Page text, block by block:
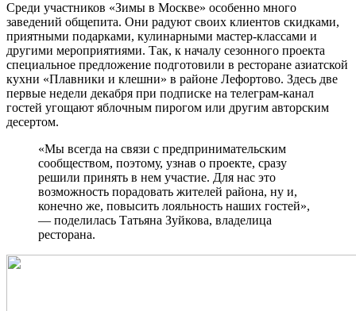
Среди участников «Зимы в Москве» особенно много
заведений общепита. Они радуют своих клиентов скидками,
приятными подарками, кулинарными мастер-классами и
другими мероприятиями. Так, к началу сезонного проекта
специальное предложение подготовили в ресторане азиатской
кухни «Плавники и клешни» в районе Лефортово. Здесь две
первые недели декабря при подписке на телеграм-канал
гостей угощают яблочным пирогом или другим авторским
десертом.
«Мы всегда на связи с предпринимательским
сообществом, поэтому, узнав о проекте, сразу
решили принять в нем участие. Для нас это
возможность порадовать жителей района, ну и,
конечно же, повысить лояльность наших гостей»,
— поделилась Татьяна Зуйкова, владелица
ресторана.